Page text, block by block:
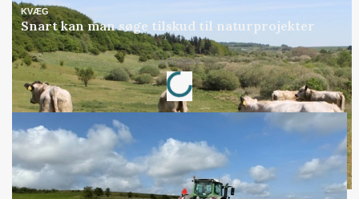
KVÆG
Snart kan man søge tilskud til naturprojekter
Annonce
Loading...